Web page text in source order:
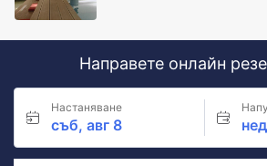
Направете онлайн
Настаняване
съб, авг 8